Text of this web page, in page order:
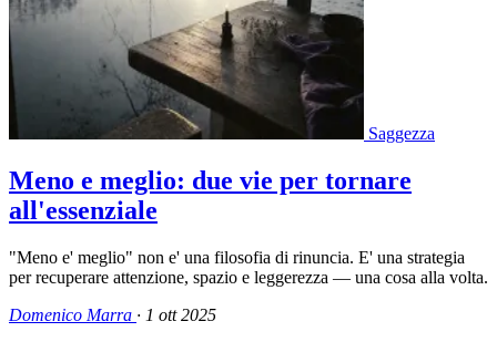
Saggezza
Meno e meglio: due vie per tornare
all'essenziale
"Meno e' meglio" non e' una filosofia di rinuncia. E' una strategia
per recuperare attenzione, spazio e leggerezza — una cosa alla volta.
Domenico Marra · 1 ott 2025